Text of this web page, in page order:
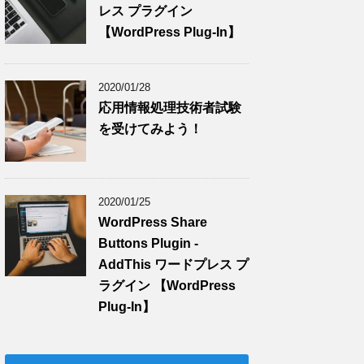
レス プラグイン
【WordPress Plug-In】
2020/01/28
応用情報処理技術者試験
を受けてみよう！
2020/01/25
WordPress Share
Buttons Plugin -
AddThis ワードプレス プ
ラグイン 【WordPress
Plug-In】